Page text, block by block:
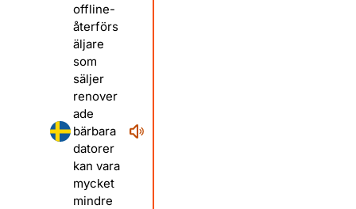
offline-
återförs
äljare
som
säljer
renover
ade
bärbara
datorer
kan vara
mycket
mindre